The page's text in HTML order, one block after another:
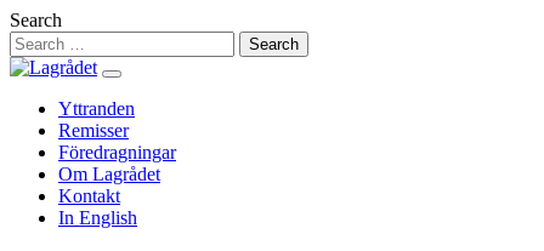
Hoppa
till
innehåll
Search
Yttranden
Remisser
Föredragningar
Om Lagrådet
Kontakt
In English